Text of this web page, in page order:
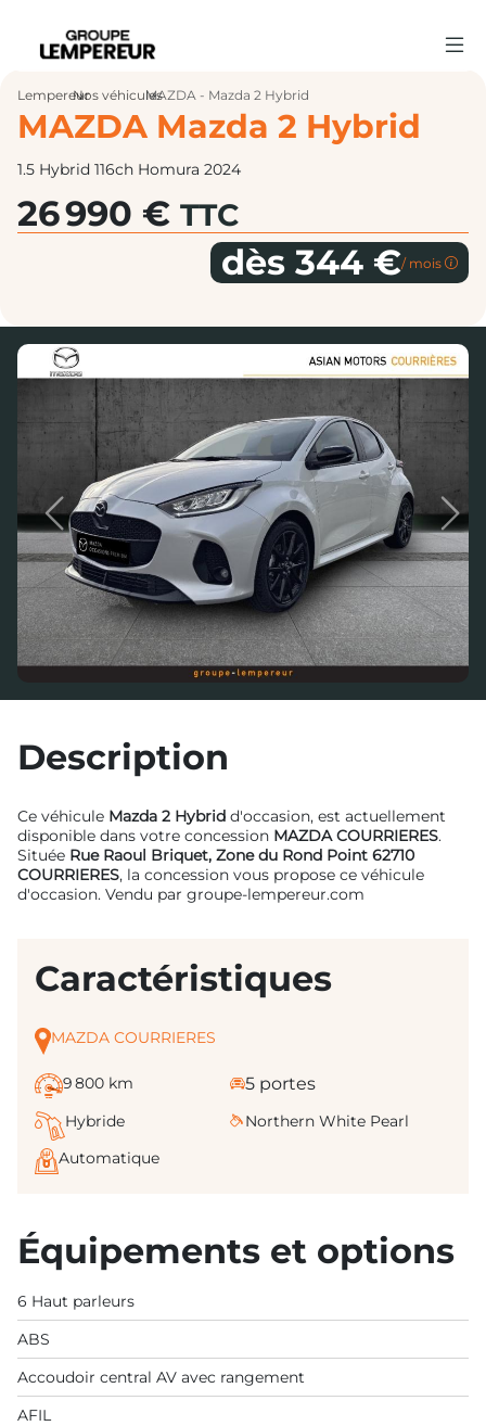
Lempereur
›
Nos véhicules
›
MAZDA - Mazda 2 Hybrid
MAZDA Mazda 2 Hybrid
1.5 Hybrid 116ch Homura 2024
26 990 € TTC
dès 344 €/ mois
Previous Next
Description
Ce véhicule Mazda 2 Hybrid d'occasion, est actuellement
disponible dans votre concession MAZDA COURRIERES.
Située Rue Raoul Briquet, Zone du Rond Point 62710
COURRIERES, la concession vous propose ce véhicule
d'occasion. Vendu par groupe-lempereur.com
Caractéristiques
MAZDA COURRIERES
9 800 km 5 portes
Hybride
Northern White Pearl
Automatique
Équipements et options
6 Haut parleurs
ABS
Accoudoir central AV avec rangement
AFIL